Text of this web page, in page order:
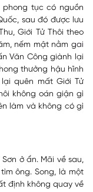
phong tục có nguồn
sau đó được lưu
Giới Tử Thôi theo
nếm mật nằm gai
Văn Công giành lại
thưởng hậu hĩnh
quên mất Giới Tử
không oán giận gì
làm và không có gì
ở ẩn. Mãi về sau,
ông. Song, là một
định không quay về